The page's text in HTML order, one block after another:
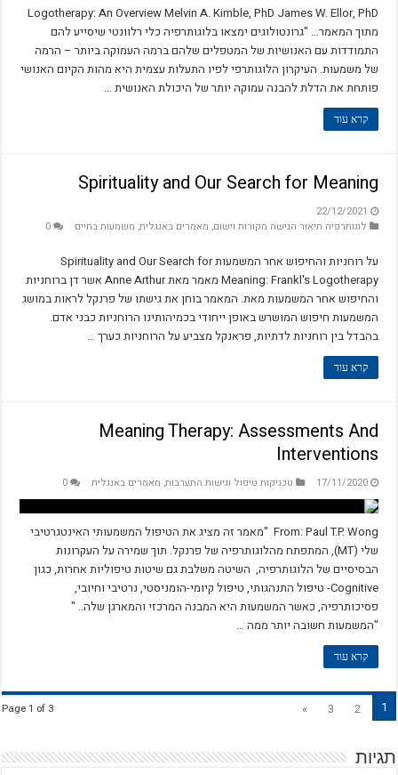
Logotherapy: An Overview Melvin A. Kimble, PhD James W. Ellor, PhD
מתוך המאמר… "גרונטולוגים ימצאו בלוגותרפיה כלי רלוונטי שיסייע להם
התמודדות עם האנושיות של המטפלים שלהם ברמה העמוקה ביותר – הרמה
של משמעות. העיקרון הלוגותרפי לפיו התעלות עצמית היא מהות הקיום האנושי
פותחת את הדלת להבנה עמוקה יותר של היכולת האנושית …
קרא עוד
Spirituality and Our Search for Meaning
22/12/2021
לוגותרפיה תיאור הגישה מקורות וישום, מאמרים באנגלית, משמעות בחיים 0
על רוחניות והחיפוש אחר המשמעות Spirituality and Our Search for
Meaning: Frankl's Logotherapy מאמר מאת Anne Arthur אשר דן ברוחניות
והחיפוש אחר המשמעות מאת. המאמר בוחן את גישתו של פרנקל לראות במושג
המשמעות חיפוש המושרש באופן ייחודי בכמיהותינו הרוחניות כבני אדם.
בהבדל בין רוחניות לדתיות, פראנקל מצביע על הרוחניות כערך …
קרא עוד
Meaning Therapy: Assessments And
Interventions
17/11/2020 טכניקות טיפול וגישות התערבות, מאמרים באנגלית 0
From: Paul T.P. Wong "מאמר זה מציג את הטיפול המשמעותי האינטגרטיבי
שלי (MT), המתפתח מהלוגותרפיה של פרנקל. תוך שמירה על העקרונות
הבסיסיים של הלוגותרפיה, השיטה משלבת גם שיטות טיפוליות אחרות, כגון
Cognitive- טיפול התנהגותי, טיפול קיומי-הומניסטי, נרטיבי וחיובי,
פסיכותרפיה, כאשר המשמעות היא המבנה המרכזי והמארגן שלה.. "
"המשמעות חשובה יותר ממה …
קרא עוד
Page 1 of 3 1
2
3
»
תגיות